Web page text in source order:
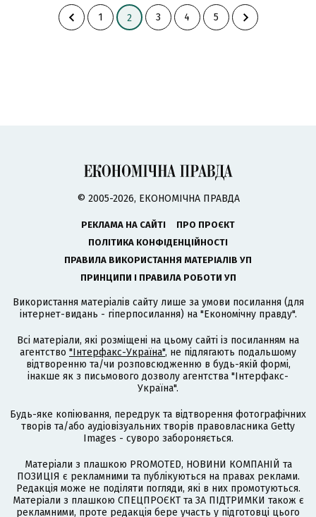
1 2 3 4 5
© 2005-2026, ЕКОНОМІЧНА ПРАВДА
РЕКЛАМА НА САЙТІ
ПРО ПРОЄКТ
ПОЛІТИКА КОНФІДЕНЦІЙНОСТІ
ПРАВИЛА ВИКОРИСТАННЯ МАТЕРІАЛІВ УП
ПРИНЦИПИ І ПРАВИЛА РОБОТИ УП
Використання матеріалів сайту лише за умови посилання (для
інтернет-видань - гіперпосилання) на "Економічну правду".
Всі матеріали, які розміщені на цьому сайті із посиланням на
агентство "Інтерфакс-Україна", не підлягають подальшому
відтворенню та/чи розповсюдженню в будь-якій формі,
інакше як з письмового дозволу агентства "Інтерфакс-
Україна".
Будь-яке копіювання, передрук та відтворення фотографічних
творів та/або аудіовізуальних творів правовласника Getty
Images - суворо забороняється.
Матеріали з плашкою PROMOTED, НОВИНИ КОМПАНІЙ та
ПОЗИЦІЯ є рекламними та публікуються на правах реклами.
Редакція може не поділяти погляди, які в них промотуються.
Матеріали з плашкою СПЕЦПРОЄКТ та ЗА ПІДТРИМКИ також є
рекламними, проте редакція бере участь у підготовці цього